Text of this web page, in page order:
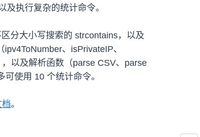
执行复杂的统计命令。
分大小写搜索的 strcontains，以及
、isPrivateIP、
以及解析函数（parse CSV、parse
使用 10 个统计命令。
档。